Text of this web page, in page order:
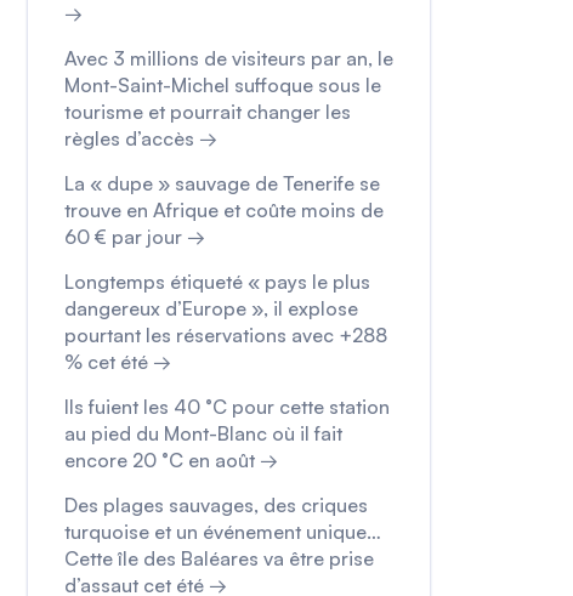
→
Avec 3 millions de visiteurs par an, le
Mont-Saint-Michel suffoque sous le
tourisme et pourrait changer les
règles d’accès →
La « dupe » sauvage de Tenerife se
trouve en Afrique et coûte moins de
60 € par jour →
Longtemps étiqueté « pays le plus
dangereux d’Europe », il explose
pourtant les réservations avec +288
% cet été →
Ils fuient les 40 °C pour cette station
au pied du Mont-Blanc où il fait
encore 20 °C en août →
Des plages sauvages, des criques
turquoise et un événement unique…
Cette île des Baléares va être prise
d’assaut cet été →